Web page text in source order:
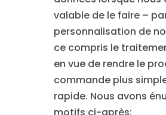
valable de le faire –
personnalisation de
ce compris le
en vue de rendre le
commande plus
rapide. Nous avons